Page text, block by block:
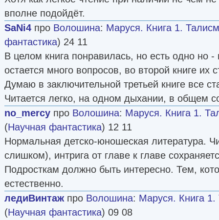
вполне подойдёт.
SaNi4 про Волошина: Маруся. Книга 1.
фантастика) 24 11
В целом книга понравилась, но есть одно но -
остается много вопросов, во второй книге их
Думаю в заключительной третьей книге все
Читается легко, на одном дыхании, в общем
no_mercy про Волошина: Маруся. Книга 1.
(Научная фантастика) 12 11
Нормальная детско-юношеская литература.
слишком), интрига от главе к главе
Подросткам должно быть интересно. Тем,
естественно.
ледиВинтаж про Волошина: Маруся. Книга
(Научная фантастика) 09 08